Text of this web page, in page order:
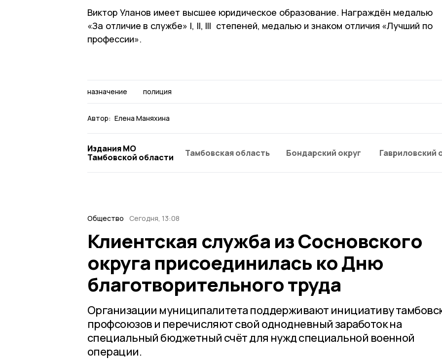
Виктор Уланов имеет высшее юридическое образование. Награждён медалью
«За отличие в службе» I, II, III степеней, медалью и знаком отличия «Лучший по
профессии».
назначение полиция
Автор: Елена Маняхина
Издания МО
Тамбовской области
Тамбовская область Бондарский округ Гавриловский
Общество Сегодня, 13:08
Клиентская служба из Сосновского
округа присоединилась ко Дню
благотворительного труда
Организации муниципалитета поддерживают инициативу
профсоюзов и перечисляют свой однодневный заработок на
специальный бюджетный счёт для нужд специальной военной
операции.